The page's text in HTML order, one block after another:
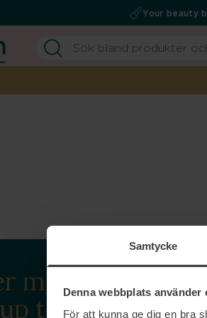
Samtycke
Denna webbplats använder
För att kunna ge dig en bra
Your beauty
miss a beat.
to our